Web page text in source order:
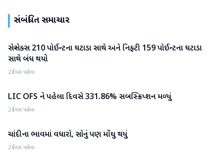
સંબંધિત સમાચાર
બિઝનેસ
સેન્સેક્સ 210 પોઈન્ટના ઘટાડા સાથે અને નિફ્ટી 159 પોઈન્ટના ઘટાડા
સાથે બંધ થયો
2 દિવસ પહેલા
બિઝનેસ
LIC OFS ને પહેલા દિવસે 331.86% સબસ્ક્રિપ્શન મળ્યું
2 દિવસ પહેલા
બિઝનેસ
ચાંદીના ભાવમાં વધારો, સોનું પણ મોંઘુ થયું
2 દિવસ પહેલા